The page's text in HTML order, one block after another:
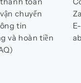
chuyển
tin
và hoàn tiền